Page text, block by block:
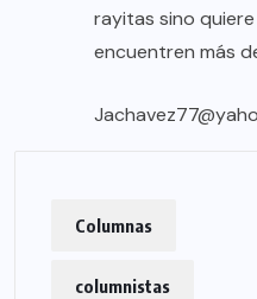
rayitas sino
encuentren más
Columnas
columnistas